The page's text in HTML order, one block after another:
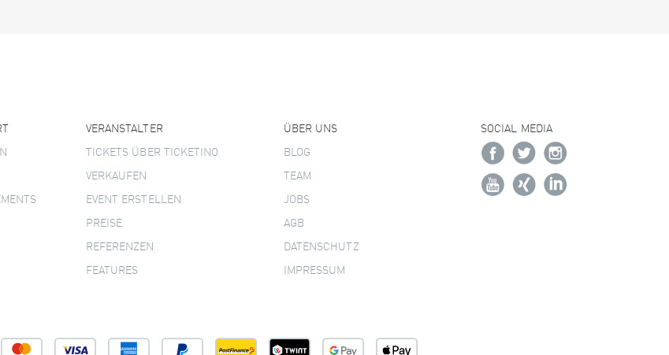
VERANSTALTER
TICKETS ÜBER TICKETINO
VERKAUFEN
EVENT ERSTELLEN
PREISE
REFERENZEN
FEATURES
ÜBER UNS
BLOG
TEAM
JOBS
AGB
DATENSCHUTZ
IMPRESSUM
SOCIAL MEDIA